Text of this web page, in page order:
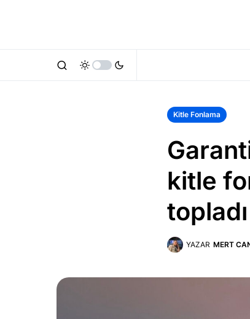
Kitle Fonlama
kitle
topladı
YAZAR MERT